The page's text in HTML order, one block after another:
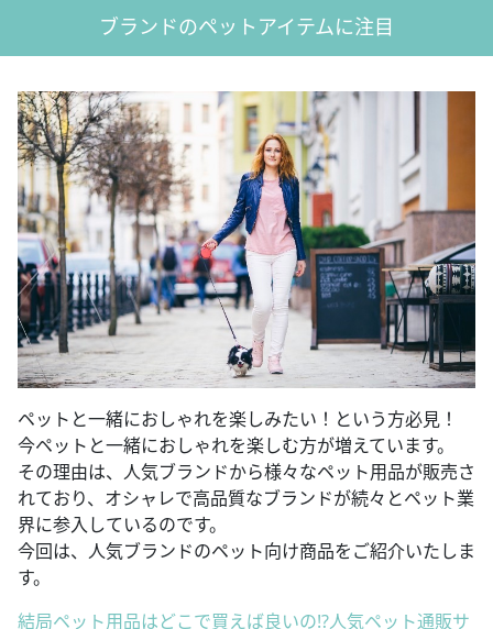
ブランドのペットアイテムに注目
ペットと一緒におしゃれを楽しみたい！という方必見！
今ペットと一緒におしゃれを楽しむ方が増えています。
その理由は、人気ブランドから様々なペット用品が販売さ
れており、オシャレで高品質なブランドが続々とペット業
界に参入しているのです。
今回は、人気ブランドのペット向け商品をご紹介いたしま
す。
結局ペット用品はどこで買えば良いの!?人気ペット通販サ